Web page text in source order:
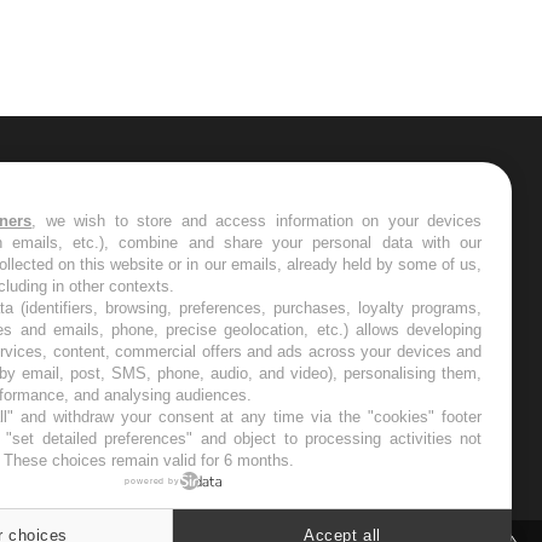
les semaines les meilleures
, we wish to store and access information on your devices
emails, etc.), combine and share your personal data with our
on this website or in our emails, already held by some of us,
in other contexts.
(identifiers, browsing, preferences, purchases, loyalty programs,
and emails, phone, precise geolocation, etc.) allows developing
content, commercial offers and ads across your devices and
email, post, SMS, phone, audio, and video), personalising them,
and analysing audiences.
and withdraw your consent at any time via the "cookies" footer
detailed preferences" and object to processing activities not
choices remain valid for 6 months.
powered by
choices Accept all